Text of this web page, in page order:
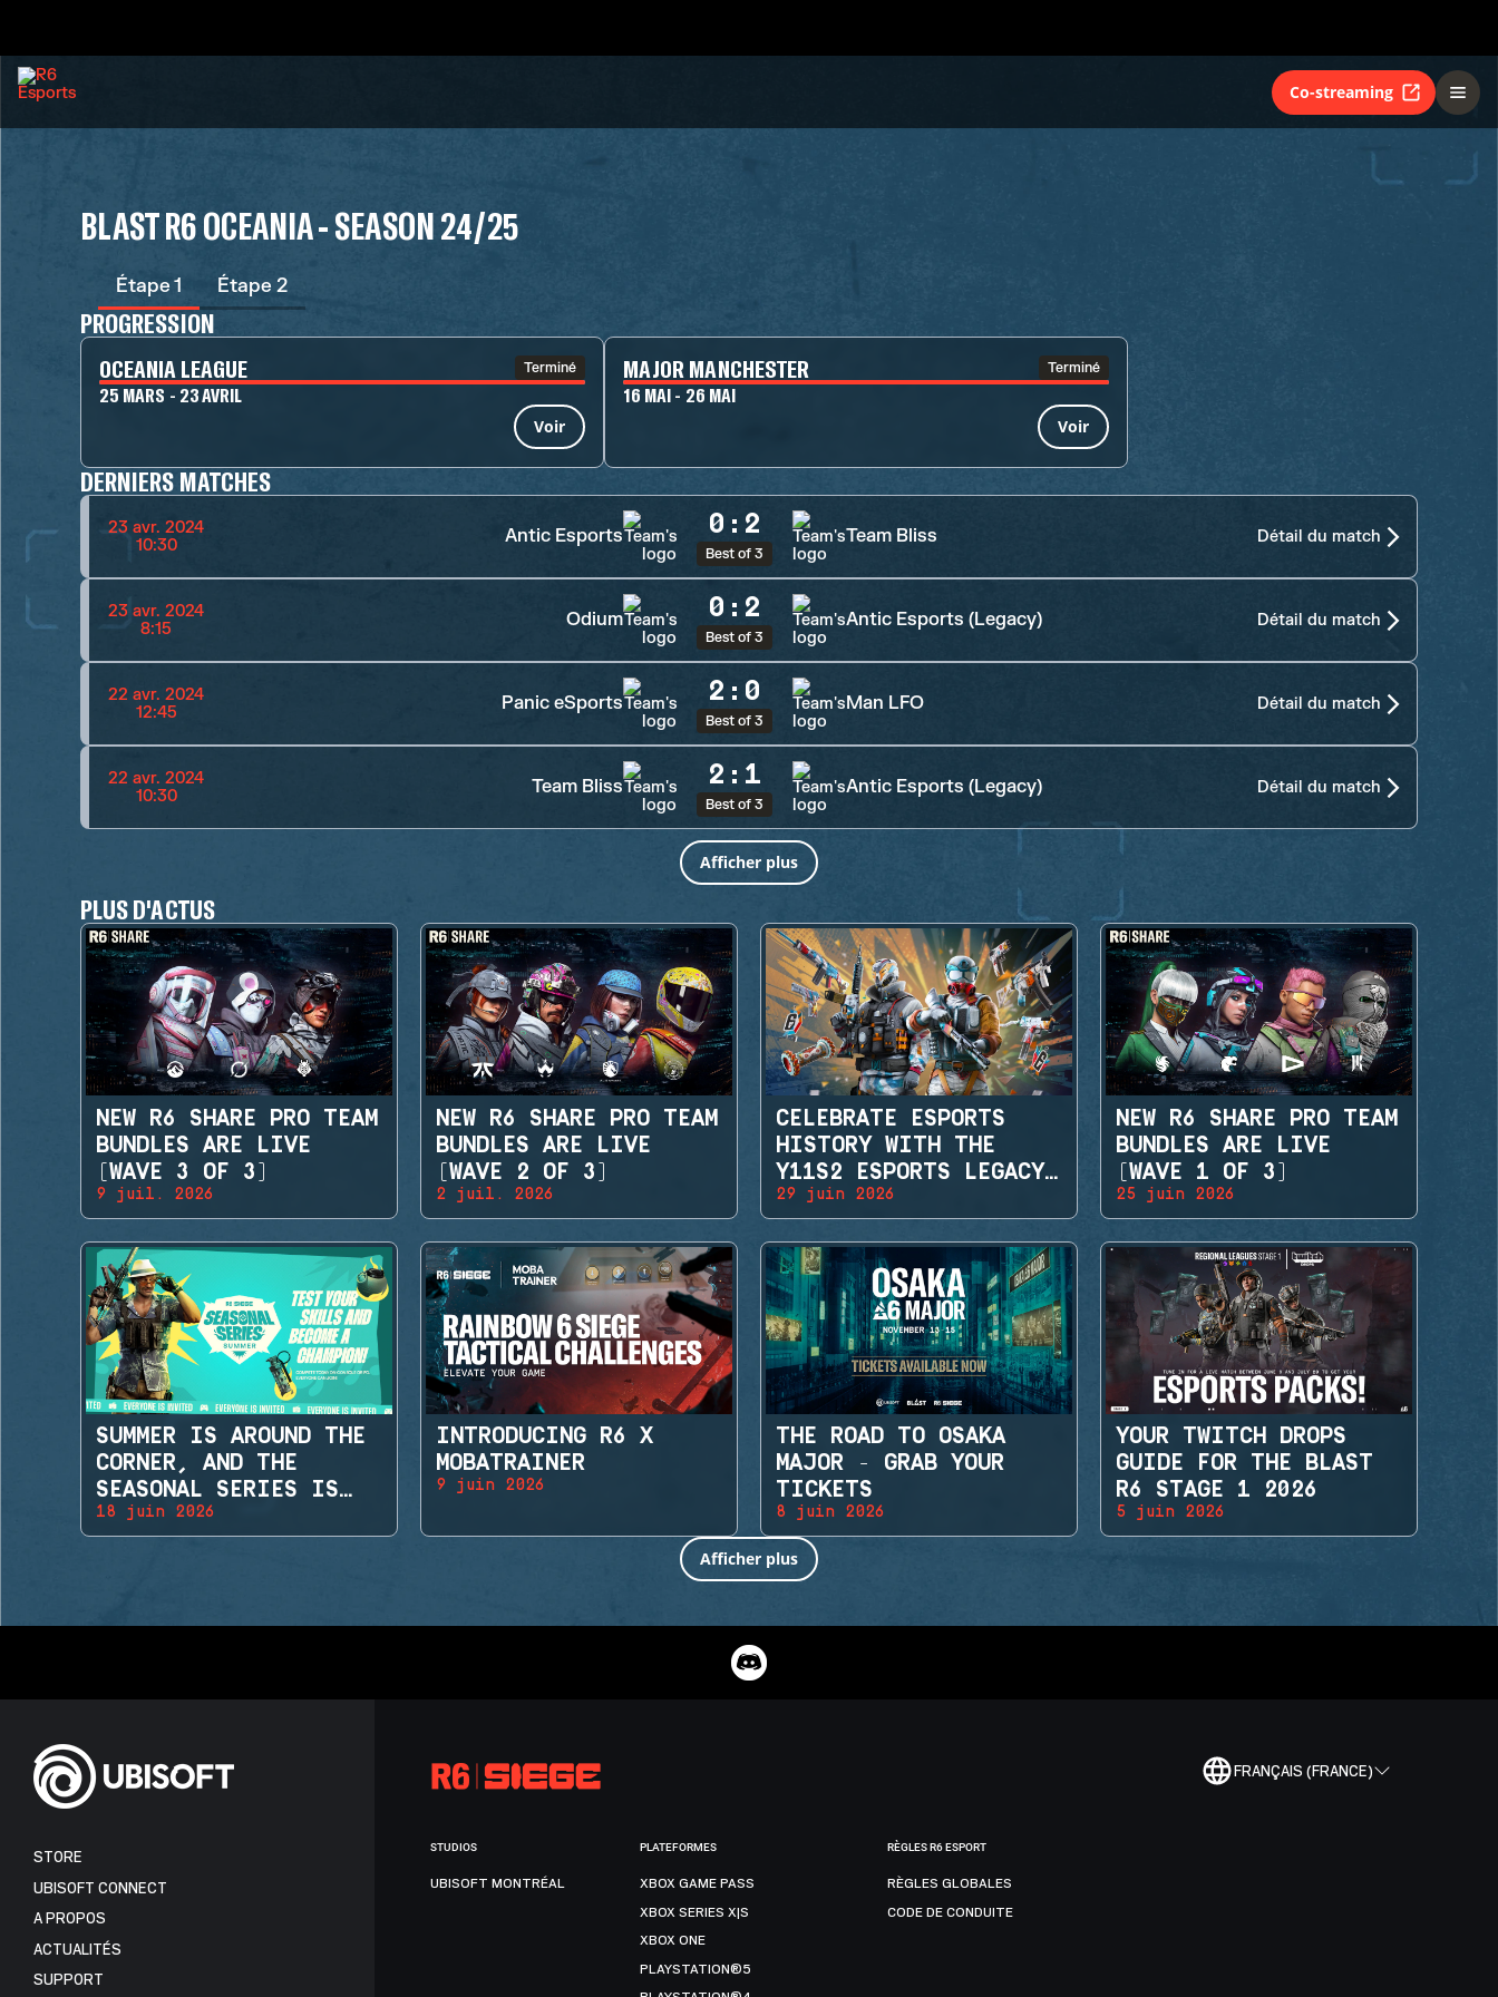
Co-streaming
BLAST R6 OCEANIA - SEASON 24/25
Étape 1 Étape 2
PROGRESSION
OCEANIA LEAGUE Terminé
25 MARS - 23 AVRIL
Voir
MAJOR MANCHESTER Terminé
16 MAI - 26 MAI
Voir
DERNIERS MATCHES
23 avr. 2024
10:30
Antic Esports 0 : 2
Best of 3
Team Bliss Détail du match
23 avr. 2024
8:15
Odium 0 : 2
Best of 3
Antic Esports (Legacy) Détail du match
22 avr. 2024
12:45
Panic eSports 2 : 0
Best of 3
Man LFO Détail du match
22 avr. 2024
10:30
Team Bliss 2 : 1
Best of 3
Antic Esports (Legacy) Détail du match
Afficher plus
PLUS D'ACTUS
NEW R6 SHARE PRO TEAM
BUNDLES ARE LIVE
(WAVE 3 OF 3)
9 juil. 2026
NEW R6 SHARE PRO TEAM
BUNDLES ARE LIVE
(WAVE 2 OF 3)
2 juil. 2026
CELEBRATE ESPORTS
HISTORY WITH THE
Y11S2 ESPORTS LEGACY
SETS
29 juin 2026
NEW R6 SHARE PRO TEAM
BUNDLES ARE LIVE
(WAVE 1 OF 3)
25 juin 2026
SUMMER IS AROUND THE
CORNER, AND THE
SEASONAL SERIES IS
BACK!
18 juin 2026
INTRODUCING R6 X
MOBATRAINER
9 juin 2026
THE ROAD TO OSAKA
MAJOR - GRAB YOUR
TICKETS
8 juin 2026
YOUR TWITCH DROPS
GUIDE FOR THE BLAST
R6 STAGE 1 2026
5 juin 2026
Afficher plus
FRANÇAIS (FRANCE)
STORE
UBISOFT CONNECT
A PROPOS
ACTUALITÉS
SUPPORT
STUDIOS
UBISOFT MONTRÉAL
PLATEFORMES
XBOX GAME PASS
XBOX SERIES X|S
XBOX ONE
PLAYSTATION®5
RÈGLES R6 ESPORT
RÈGLES GLOBALES
CODE DE CONDUITE